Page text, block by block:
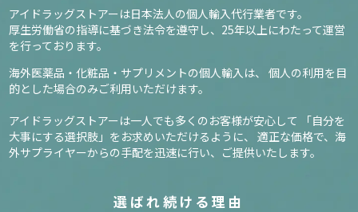
アイドラッグストアーは日本法人の個人輸入代行業者です。
厚生労働省の指導に基づき法令を遵守し、 25年以上にわたって運営
を行っております。
海外医薬品・化粧品・サプリメントの個人輸入は、
個人の利用を目
的とした場合のみご利用いただけます。
アイドラッグストアーは一人でも多くのお客様が安心して
「自分を
大事にする選択肢」をお求めいただけるように、
適正な価格で、海
外サプライヤーからの手配を迅速に行い、ご提供いたします。
選ばれ続ける理由